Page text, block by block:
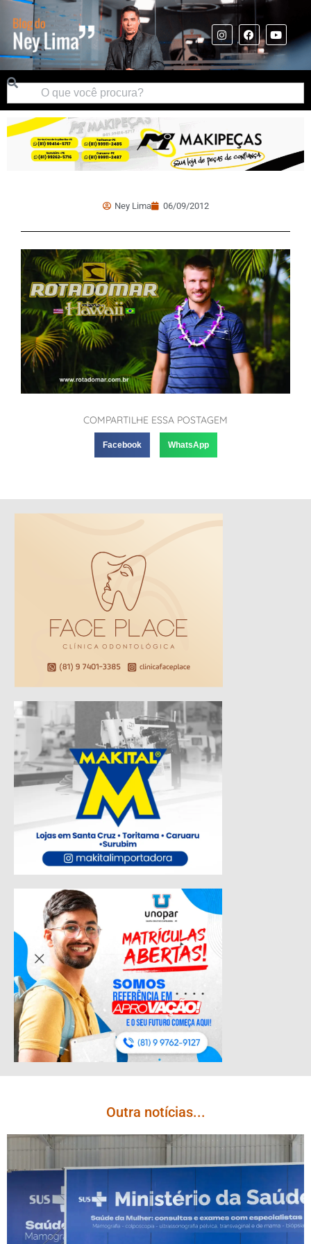
Ney Lima 06/09/2012
COMPARTILHE ESSA POSTAGEM
Facebook WhatsApp
Outra notícias...